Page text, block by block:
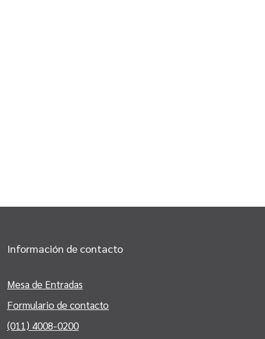
Información de contacto
Mesa de Entradas
Formulario de contacto
(011) 4008-0200